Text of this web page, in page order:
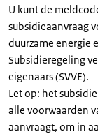
U kunt de
subsidieaanvraag
duurzame energie
Subsidieregeling
eigenaars (SVVE).
Let op: het
alle voorwaarden
aanvraagt, om in